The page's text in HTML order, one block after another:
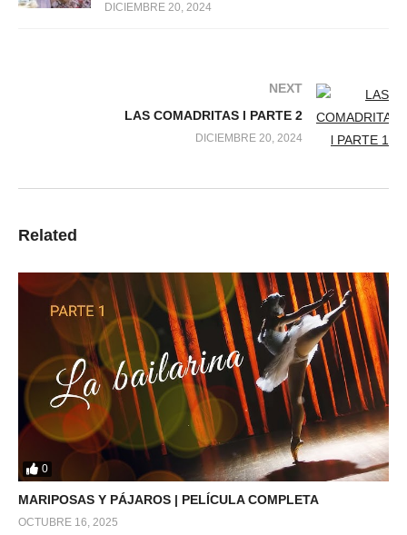
DICIEMBRE 20, 2024
NEXT
LAS COMADRITAS l PARTE 2
DICIEMBRE 20, 2024
Related
0
MARIPOSAS Y PÁJAROS | PELÍCULA COMPLETA
OCTUBRE 16, 2025